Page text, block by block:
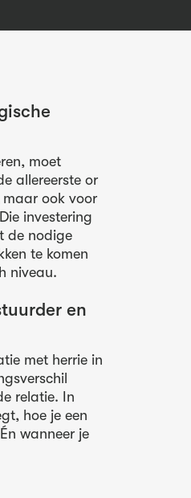
moet
allereerste or
maar ook voor
investering
de nodige
te komen
niveau.
en
met herrie in
relatie. In
hoe je een
wanneer je